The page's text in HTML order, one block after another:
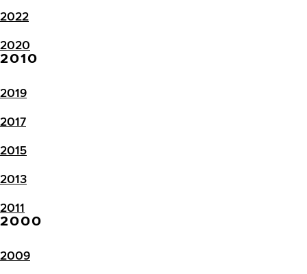
2022
2020
2010
2019
2017
2015
2013
2011
2000
2009